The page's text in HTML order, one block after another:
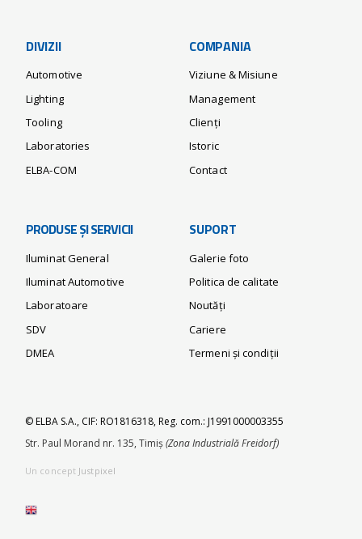
DIVIZII
Automotive
Lighting
Tooling
Laboratories
ELBA-COM
COMPANIA
Viziune & Misiune
Management
Clienți
Istoric
Contact
PRODUSE ȘI SERVICII
Iluminat General
Iluminat Automotive
Laboratoare
SDV
DMEA
SUPORT
Galerie foto
Politica de calitate
Noutăți
Cariere
Termeni și condiții
© ELBA S.A., CIF: RO1816318, Reg. com.: J1991000003355
Str. Paul Morand nr. 135, Timiș(Zona Industrială Freidorf)
Un concept Justpixel